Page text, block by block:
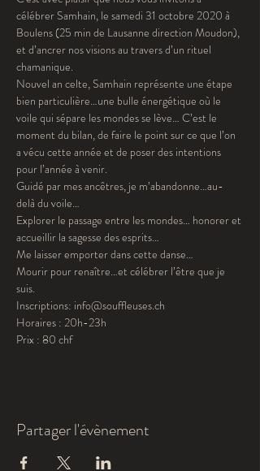
célébrer Samhain, le samedi 31 octobre 2020 à
Boulens (25 min de Lausanne direction Moudon),
et d’ancrer nos visions au travers d’un rituel
chamanique.
Nouvel an celte, Samhain représente une étape
bien particulière…une bulle énergétique où le
voile qui sépare les mondes se lève… C’est le
moment du bilan, de faire le point sur ce que l’on
a vécu cette année et de poser des intentions
pour l’année à venir.
Guidé par mes ancêtres, je m’abandonne…au-
delà du voile…
Explorer le passage entre les mondes… honorer et
accueillir la sagesse des esprits…
Me laisser emporter dans cette danse…
Mourir pour renaître…et célébrer l’être que je
suis.
Inscriptions: info@souffleuses.ch
Horaires : 20h-23h
Prix : 80 chf
Partager l'évènement